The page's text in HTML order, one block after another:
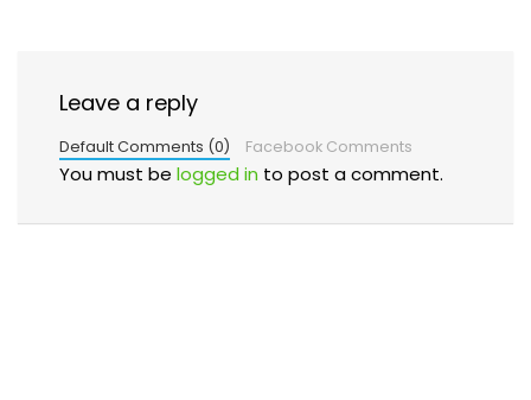
Leave a reply
Default Comments (0) Facebook Comments
You must be logged in to post a comment.